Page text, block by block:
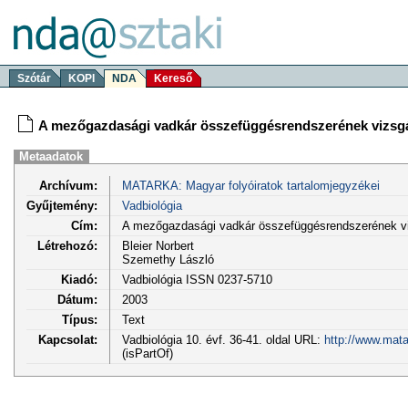
Szótár KOPI NDA Kereső
A mezőgazdasági vadkár összefüggésrendszerének
Metaadatok
Archívum:
MATARKA: Magyar folyóiratok tartalomjegyzékei
Gyűjtemény:
Vadbiológia
Cím:
A mezőgazdasági vadkár összefüggésrendszerének
Létrehozó:
Bleier Norbert
Szemethy László
Kiadó:
Vadbiológia ISSN 0237-5710
Dátum:
2003
Típus:
Text
Kapcsolat:
Vadbiológia 10. évf. 36-41. oldal URL: http://
(isPartOf)